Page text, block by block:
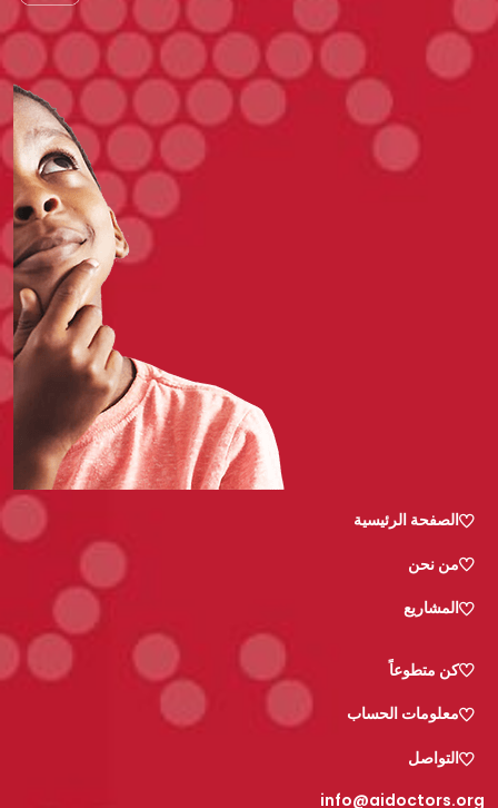
الصفحة الرئيسية
من نحن
المشاريع
كن متطوعاً
معلومات الحساب
التواصل
info@aidoctors.org